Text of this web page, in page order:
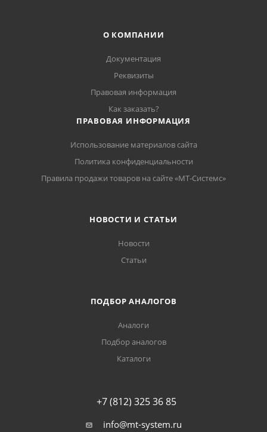
О КОМПАНИИ
Документация
Реквизиты
Правовая информация
Как заказать?
ПРАВОВАЯ ИНФОРМАЦИЯ
Использование материалов сайта
Политика конфиденциальности
Правила продажи товаров на сайте «МТ-Системс»
НОВОСТИ И СТАТЬИ
Новости
Статьи
ПОДБОР АНАЛОГОВ
Аналоги
Подбор аналогов
Каталоги
+7 (812) 325 36 85
info@mt-system.ru